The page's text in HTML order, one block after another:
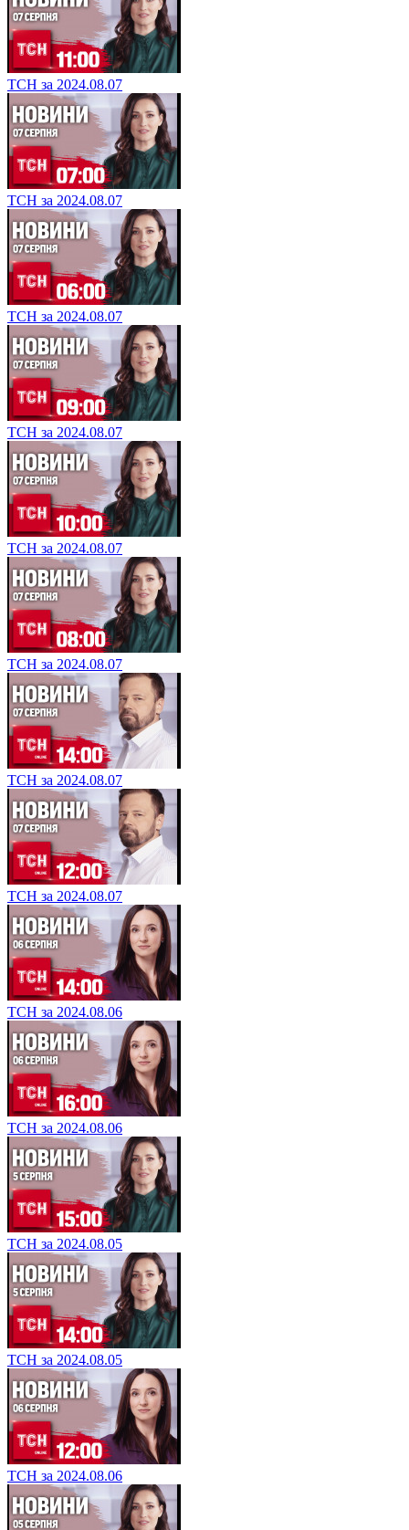
ТСН за 2024.08.07
ТСН за 2024.08.07
ТСН за 2024.08.07
ТСН за 2024.08.07
ТСН за 2024.08.07
ТСН за 2024.08.07
ТСН за 2024.08.07
ТСН за 2024.08.07
ТСН за 2024.08.06
ТСН за 2024.08.06
ТСН за 2024.08.05
ТСН за 2024.08.05
ТСН за 2024.08.06